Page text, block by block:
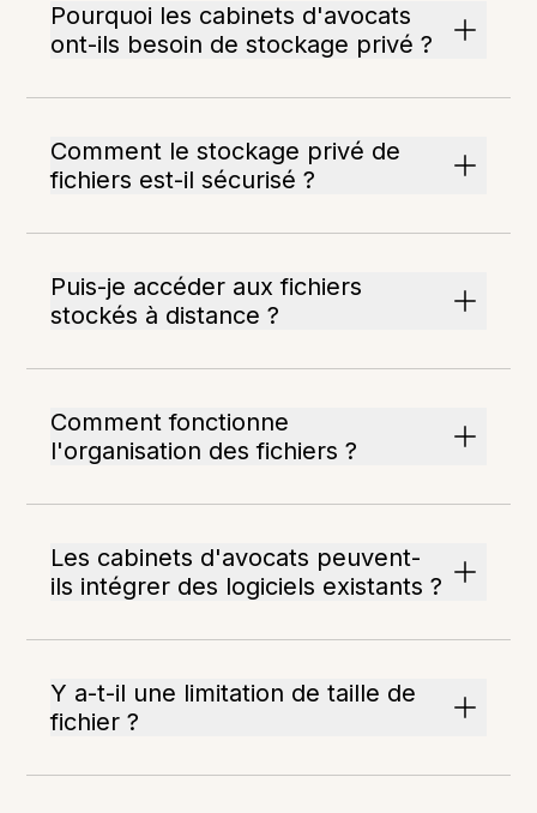
Pourquoi les cabinets d'avocats
ont-ils besoin de stockage privé ?
Comment le stockage privé de
fichiers est-il sécurisé ?
Puis-je accéder aux fichiers
stockés à distance ?
Comment fonctionne
l'organisation des fichiers ?
Les cabinets d'avocats peuvent-
ils intégrer des logiciels existants ?
Y a-t-il une limitation de taille de
fichier ?